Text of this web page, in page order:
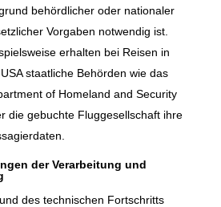
behördlicher oder nationaler
Vorgaben notwendig ist.
erhalten bei Reisen in
staatliche Behörden wie das
of Homeland and Security
die gebuchte Fluggesellschaft ihre
der Verarbeitung und
des technischen Fortschritts